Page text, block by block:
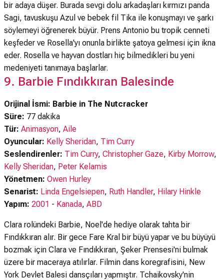
bir adaya düşer. Burada sevgi dolu arkadaşları kırmızı panda
Sagi, tavuskuşu Azul ve bebek fil Tika ile konuşmayı ve şarkı
söylemeyi öğrenerek büyür. Prens Antonio bu tropik cenneti
keşfeder ve Rosella'yı onunla birlikte şatoya gelmesi için ikna
eder. Rosella ve hayvan dostları hiç bilmedikleri bu yeni
medeniyeti tanımaya başlarlar.
9. Barbie Fındıkkıran Balesinde
Orijinal İsmi: Barbie in The Nutcracker
Süre: 77 dakika
Tür: Animasyon, Aile
Oyuncular: Kelly Sheridan, Tim Curry
Seslendirenler: Tim Curry, Christopher Gaze, Kirby Morrow,
Kelly Sheridan, Peter Kelamis
Yönetmen: Owen Hurley
Senarist: Linda Engelsiepen, Ruth Handler, Hilary Hinkle
Yapım: 2001 - Kanada, ABD
Clara rolündeki Barbie, Noel'de hediye olarak tahta bir
Fındıkkıran alır. Bir gece Fare Kral bir büyü yapar ve bu büyüyü
bozmak için Clara ve Fındıkkıran, Şeker Prensesi'ni bulmak
üzere bir maceraya atılırlar. Filmin dans koregrafisini, New
York Devlet Balesi dansçıları yapmıştır. Tchaikovsky'nin